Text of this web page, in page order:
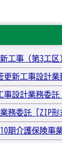
事（第3工区
新工事設計業
設計業務委託
務委託 [ZIP形
期介護保険事